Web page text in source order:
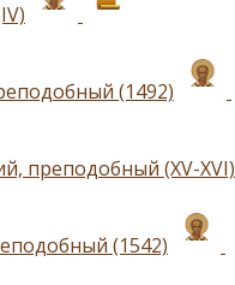
(1492)
преподобный (ХV-ХVI)
(1542)